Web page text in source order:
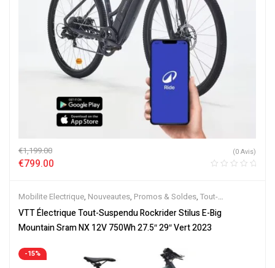
€1,199.00
€799.00
(0 Avis)
Mobilite Electrique, Nouveautes, Promos & Soldes, Tout-
Suspendus,Vélo électrique ville,Velos Electriques, VTT Électriques
VTT Électrique Tout-Suspendu Rockrider Stilus E-Big
Mountain Sram NX 12V 750Wh 27.5″ 29″ Vert 2023
-15%